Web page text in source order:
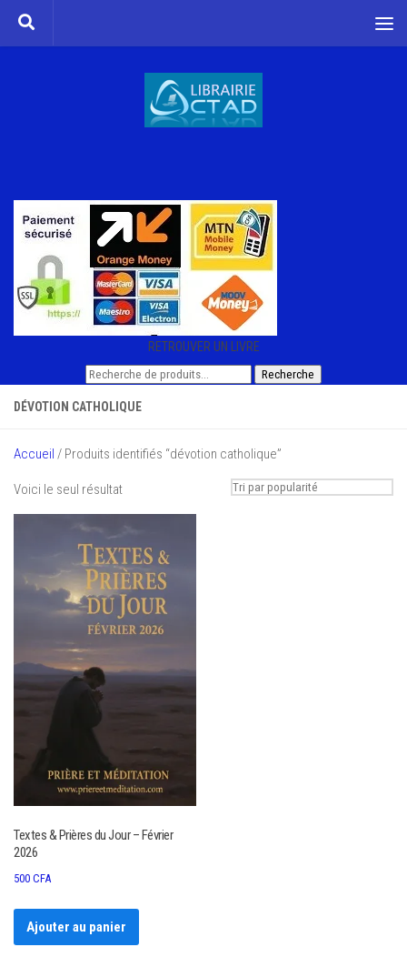
Skip to content
RETROUVER UN LIVRE
Recherche
Recherche
DÉVOTION CATHOLIQUE
Accueil / Produits identifiés “dévotion catholique”
Voici le seul résultat
Textes & Prières du Jour – Février
2026
500 CFA
Ajouter au panier